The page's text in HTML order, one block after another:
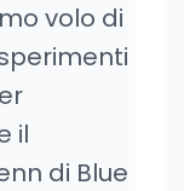
volo di
il
di Blue